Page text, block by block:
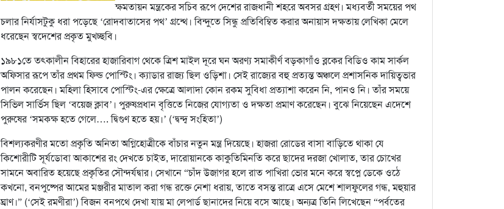
ক্ষমতায়ন মন্ত্রকের সচিব রূপে দেশের রাজধানী শহরে অবসর গ্রহণ। মধ্যবর্তী সময়ের পথ
চলার নির্যাসটুকু ধরা পড়েছে ‘রোদবাতাসের পথ’ গ্রন্থে। বিন্দুতে সিন্ধু প্রতিবিম্বিত করার অনায়াস দক্ষতায় লেখিকা মেলে
ধরেছেন স্বদেশের প্রকৃত মুখচ্ছবি।
১৯৮১তে তৎকালীন বিহারের হাজারিবাগ থেকে ত্রিশ মাইল দূরে ঘন অরণ্য সমাকীর্ণ বড়কাগাঁও ব্লকের বিডিও কাম সার্কল
অফিসার রূপে তাঁর প্রথম ফিল্ড পোস্টিং। ক্যাডার রাজ্য ছিল ওড়িশা। সেই রাজ্যের বহু প্রত্যন্ত অঞ্চলে প্রশাসনিক দায়িত্বভার
পালন করেছেন। মহিলা হিসাবে পোস্টিং-এর ক্ষেত্রে আলাদা কোন রকম সুবিধা প্রত্যাশা করেন নি, পানও নি। তাঁর সময়ে
সিভিল সার্ভিস ছিল ‘বয়েজ ক্লাব’। পুরুষপ্রধান বৃত্তিতে নিজের যোগ্যতা ও দক্ষতা প্রমাণ করেছেন। বুঝে নিয়েছেন এদেশে
পুরুষের ‘সমকক্ষ হতে গেলে…. দ্বিগুণ হতে হয়।’ (‘দ্বন্দ্ব সংহিতা’)
বিশল্যকরণীর মতো প্রকৃতি অনিতা অগ্নিহোত্রীকে বাঁচার নতুন মন্ত্র দিয়েছে। হাজরা রোডের বাসা বাড়িতে থাকা যে
কিশোরীটি সূর্যডোবা আকাশের রং দেখতে চাইত, দারোয়ানকে কাকুতিমিনতি করে ছাদের দরজা খোলাত, তার চোখের
সামনে অবারিত হয়েছে প্রকৃতির সৌন্দর্যদ্বার। সেখানে “চাঁদ উজাগর হলে রাত পাখিরা ভোর মনে করে স্বপ্নে ডেকে ওঠে
কখনো, বনপুষ্পের আমের মঞ্জরীর মাতাল করা গন্ধ রক্তে নেশা ধরায়, তাতে বসন্ত রাত্রে এসে মেশে শালফুলের গন্ধ, মহুয়ার
ঘ্রাণ।” (‘সেই রমণীরা’) বিজন বনপথে দেখা যায় মা লেপার্ড ছানাদের নিয়ে বসে আছে। অন্যত্র তিনি লিখেছেন “পর্বতের